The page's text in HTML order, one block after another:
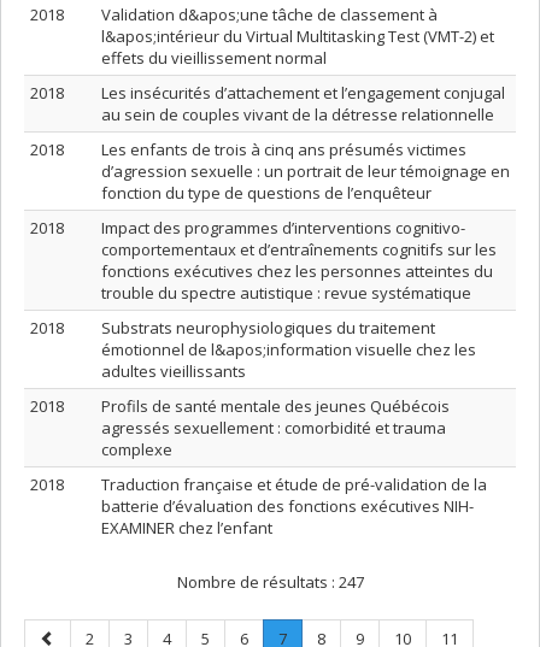
2018
Validation d&apos;une tâche de classement à
l&apos;intérieur du Virtual Multitasking Test (VMT-2) et
effets du vieillissement normal
2018
Les insécurités d’attachement et l’engagement conjugal
au sein de couples vivant de la détresse relationnelle
2018
Les enfants de trois à cinq ans présumés victimes
d’agression sexuelle : un portrait de leur témoignage en
fonction du type de questions de l’enquêteur
2018
Impact des programmes d’interventions cognitivo-
comportementaux et d’entraînements cognitifs sur les
fonctions exécutives chez les personnes atteintes du
trouble du spectre autistique : revue systématique
2018
Substrats neurophysiologiques du traitement
émotionnel de l&apos;information visuelle chez les
adultes vieillissants
2018
Profils de santé mentale des jeunes Québécois
agressés sexuellement : comorbidité et trauma
complexe
2018
Traduction française et étude de pré-validation de la
batterie d’évaluation des fonctions exécutives NIH-
EXAMINER chez l’enfant
Nombre de résultats : 247
PagePage
2 Page
3 Page
4 Page
5 Page
6 Page
7.
Page
8 Page
9 Page
10 Page
11